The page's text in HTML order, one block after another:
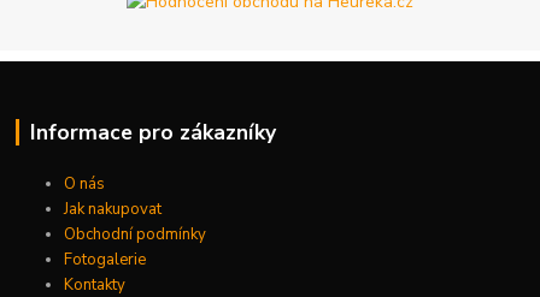
Informace pro zákazníky
O nás
Jak nakupovat
Obchodní podmínky
Fotogalerie
Kontakty